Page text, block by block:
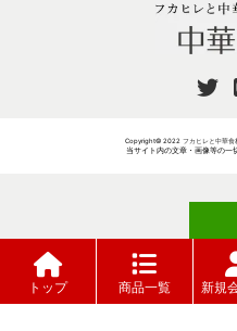
ご注文に
Copyright© 2022 フカヒレと中華食
当サイト内の文章・画像等の一
トップ 商品一覧 新規